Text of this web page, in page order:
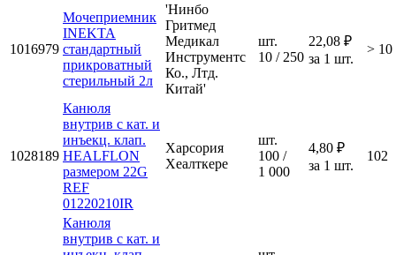
1016979
Мочеприемник
INEKTA
стандартный
прикроватный
стерильный 2л
'Нинбо
Гритмед
Медикал
Инструментс
Ко., Лтд.
Китай'
шт.
10 / 250
22,08 ₽
за 1 шт.
> 10
1028189
Канюля
внутрив с кат. и
инъекц. клап.
HEALFLON
размером 22G
REF
01220210IR
Харсория
Хеалткере
шт.
100 /
1 000
4,80 ₽
за 1 шт.
102
Канюля
внутрив с кат. и